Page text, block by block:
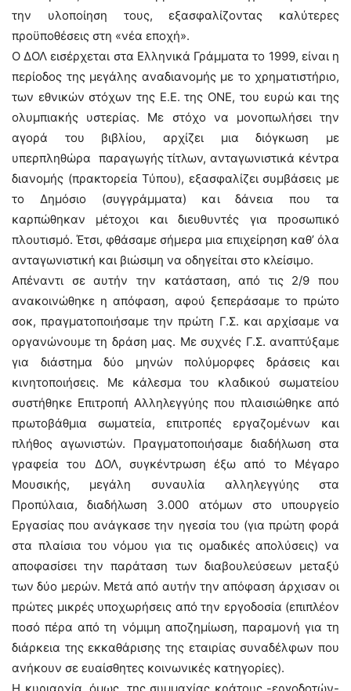
την υλοποίηση τους, εξασφαλίζοντας καλύτερες
προϋποθέσεις στη «νέα εποχή».
Ο ΔΟΛ εισέρχεται στα Ελληνικά Γράμματα το 1999, είναι η
περίοδος της μεγάλης αναδιανομής με το χρηματιστήριο,
των εθνικών στόχων της Ε.Ε. της ΟΝΕ, του ευρώ και της
ολυμπιακής υστερίας. Με στόχο να μονοπωλήσει την
αγορά του βιβλίου, αρχίζει μια διόγκωση με
υπερπληθώρα παραγωγής τίτλων, ανταγωνιστικά κέντρα
διανομής (πρακτορεία Τύπου), εξασφαλίζει συμβάσεις με
το Δημόσιο (συγγράμματα) και δάνεια που τα
καρπώθηκαν μέτοχοι και διευθυντές για προσωπικό
πλουτισμό. Έτσι, φθάσαμε σήμερα μια επιχείρηση καθ’ όλα
ανταγωνιστική και βιώσιμη να οδηγείται στο κλείσιμο.
Απέναντι σε αυτήν την κατάσταση, από τις 2/9 που
ανακοινώθηκε η απόφαση, αφού ξεπεράσαμε το πρώτο
σοκ, πραγματοποιήσαμε την πρώτη Γ.Σ. και αρχίσαμε να
οργανώνουμε τη δράση μας. Με συχνές Γ.Σ. αναπτύξαμε
για διάστημα δύο μηνών πολύμορφες δράσεις και
κινητοποιήσεις. Με κάλεσμα του κλαδικού σωματείου
συστήθηκε Επιτροπή Αλληλεγγύης που πλαισιώθηκε από
πρωτοβάθμια σωματεία, επιτροπές εργαζομένων και
πλήθος αγωνιστών. Πραγματοποιήσαμε διαδήλωση στα
γραφεία του ΔΟΛ, συγκέντρωση έξω από το Μέγαρο
Μουσικής, μεγάλη συναυλία αλληλεγγύης στα
Προπύλαια, διαδήλωση 3.000 ατόμων στο υπουργείο
Εργασίας που ανάγκασε την ηγεσία του (για πρώτη φορά
στα πλαίσια του νόμου για τις ομαδικές απολύσεις) να
αποφασίσει την παράταση των διαβουλεύσεων μεταξύ
των δύο μερών. Μετά από αυτήν την απόφαση άρχισαν οι
πρώτες μικρές υποχωρήσεις από την εργοδοσία (επιπλέον
ποσό πέρα από τη νόμιμη αποζημίωση, παραμονή για τη
διάρκεια της εκκαθάρισης της εταιρίας συναδέλφων που
ανήκουν σε ευαίσθητες κοινωνικές κατηγορίες).